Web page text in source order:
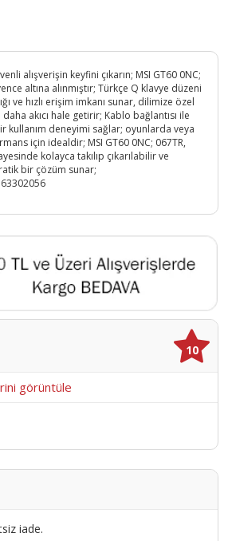
alışverişin keyfini çıkarın; MSI GT60 0NC;
altına alınmıştır; Türkçe Q klavye düzeni
ve hızlı erişim imkanı sunar, dilimize özel
daha akıcı hale getirir; Kablo bağlantısı ile
kullanım deneyimi sağlar; oyunlarda veya
için idealdir; MSI GT60 0NC; 067TR,
kolayca takılıp çıkarılabilir ve
bir çözüm sunar;
10
görüntüle
iade.